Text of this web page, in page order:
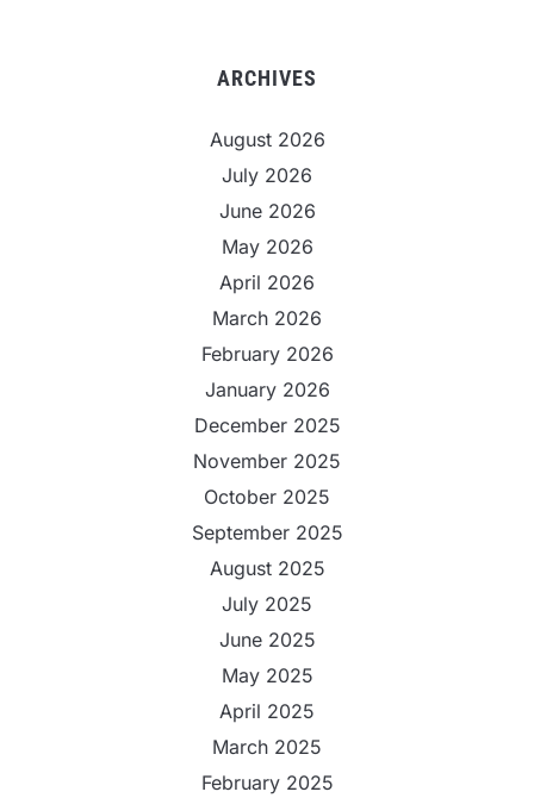
ARCHIVES
August 2026
July 2026
June 2026
May 2026
April 2026
March 2026
February 2026
January 2026
December 2025
November 2025
October 2025
September 2025
August 2025
July 2025
June 2025
May 2025
April 2025
March 2025
February 2025